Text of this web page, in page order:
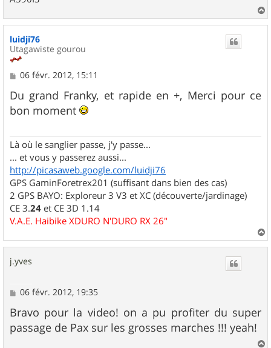
a
u
luidji76
Utagawiste gourou
M
s
s
a
06 févr. 2012, 15:11
Du grand Franky, et rapide en +, Merci pour ce
bon moment
Là où le sanglier passe, j'y passe...
... et vous y passerez aussi...
http://picasaweb.google.com/luidji76
GPS GaminForetrex201 (suffisant dans bien des cas)
2 GPS BAYO: Exploreur 3 V3 et XC (découverte/jardinage)
CE 3.24 et CE 3D 1.14
V.A.E. Haibike XDURO N'DURO RX 26"
a
j.yves
M
s
s
a
06 févr. 2012, 19:35
Bravo pour la video! on a pu profiter du super
passage de Pax sur les grosses marches !!! yeah!